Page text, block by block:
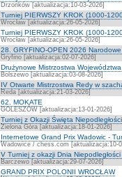
Drzonków [aktualizacja:10-03-2026]
Turniej PIERWSZY KROK (1000-
Wrocław [aktualizacja:26-05-2026]
Turniej PIERWSZY KROK (1000-
Wrocław [aktualizacja:26-05-2026]
28. GRYFINO-OPEN 2026
Gryfino [aktualizacja:02-07-2026]
Drużynowe Mistrzostwa
Bolszewo [aktualizacja:03-08-2026]
IV Otwarte Mistrzostwa Redy w
Reda [aktualizacja:21-03-2026]
62. MOKATE
GOLESZÓW [aktualizacja:13-01-2026]
Turniej z Okazji Święta Niepodległości
Zielona Góra [aktualizacja:18-01-2026]
Internetowe Grand Prix Wadowic -
Wadowice / chess.com [aktualizacja:10-
V Turniej z okazji Dnia
Barczewo [aktualizacja:29-07-2026]
GRAND PRIX POLONII WROCŁAW